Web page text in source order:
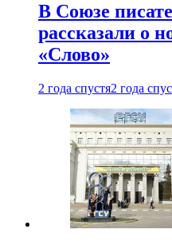
В Союзе
рассказали о
«Слово»
2 года спустя2 года